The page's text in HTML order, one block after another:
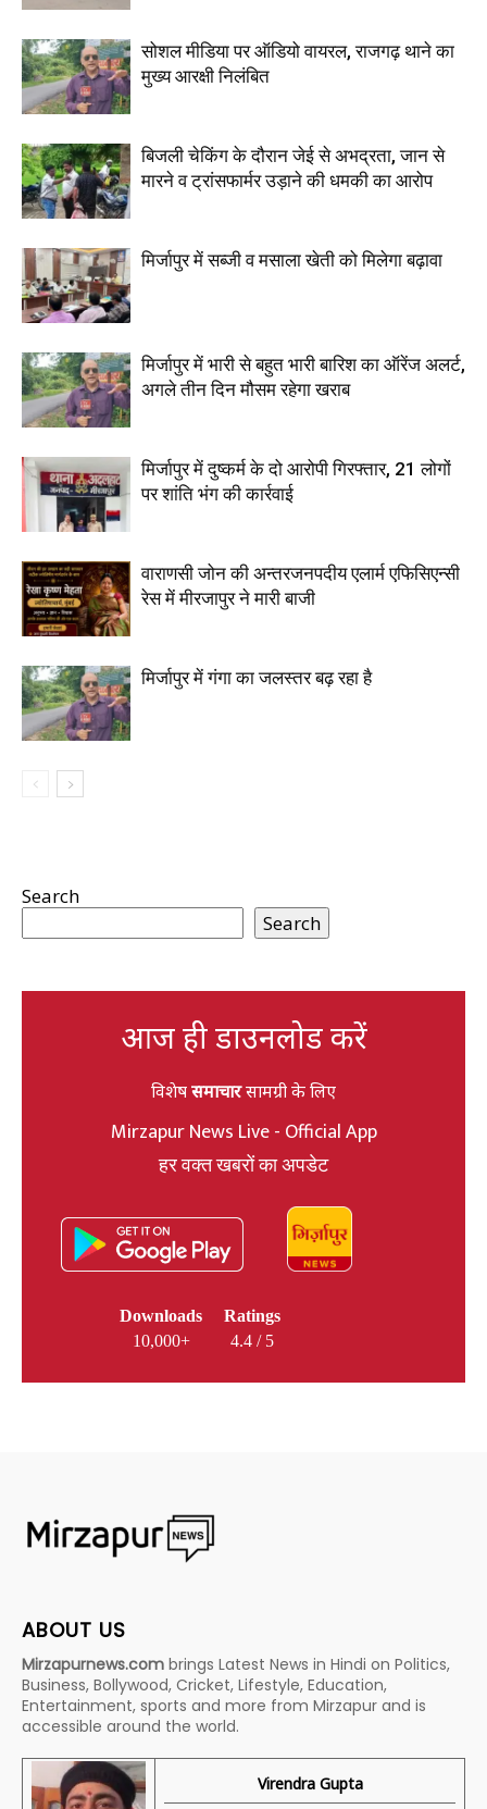
सोशल मीडिया पर ऑडियो वायरल, राजगढ़ थाने का
मुख्य आरक्षी निलंबित
बिजली चेकिंग के दौरान जेई से अभद्रता, जान से
मारने व ट्रांसफार्मर उड़ाने की धमकी का आरोप
मिर्जापुर में सब्जी व मसाला खेती को मिलेगा बढ़ावा
मिर्जापुर में भारी से बहुत भारी बारिश का ऑरेंज अलर्ट,
अगले तीन दिन मौसम रहेगा खराब
मिर्जापुर में दुष्कर्म के दो आरोपी गिरफ्तार, 21 लोगों
पर शांति भंग की कार्रवाई
वाराणसी जोन की अन्तरजनपदीय एलार्म एफिसिएन्सी
रेस में मीरजापुर ने मारी बाजी
मिर्जापुर में गंगा का जलस्तर बढ़ रहा है
Search
Search
आज ही डाउनलोड करें
विशेषसमाचारसामग्री के लिए
Mirzapur News Live - Official App
हर वक्त खबरों का अपडेट
Downloads
10,000+
Ratings
4.4 / 5
ABOUT US
Mirzapurnews.com brings Latest News in Hindi on Politics,
Business, Bollywood, Cricket, Lifestyle, Education,
Entertainment, sports and more from Mirzapur and is
accessible around the world.
Virendra Gupta